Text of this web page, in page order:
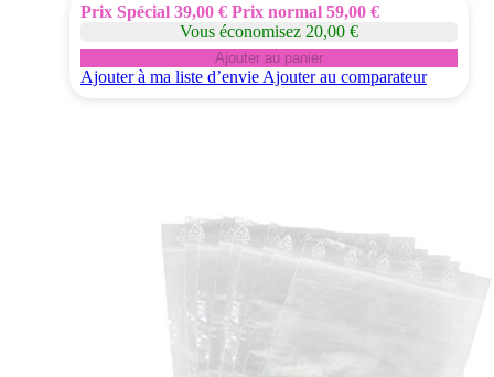
Prix Spécial 39,00 € Prix normal 59,00 €
Vous économisez 20,00 €
Ajouter au panier
Ajouter à ma liste d’envie Ajouter au comparateur